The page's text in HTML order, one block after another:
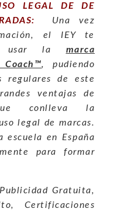
LEGAL DE DE
Una vez
el IEY te
usar la marca
Coach™, pudiendo
regulares de este
ventajas de
conlleva la
legal de marcas.
escuela en España
para formar
Publicidad Gratuita,
Certificaciones